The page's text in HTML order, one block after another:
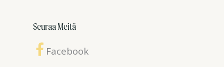
Seuraa Meitä
Facebook